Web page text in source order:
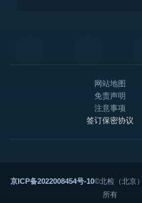
网站地图
免责声明
注意事项
签订保密协议
京ICP备2022008454号-10©北检（北京
所有